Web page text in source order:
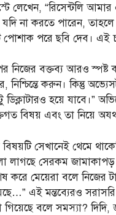
লেখেন, “রিসেন্টলি
না করতে পারেন,
পরে ছবি দেব। এই
নিজের বক্তব্য আরও স্পষ্ট
নিশ্চিন্তে করুন। কিন্তু
হয়ে যাবে।”
বিষয় এবং তা নিয়ে
সেখানেই থেমে
লাগছে সেরকম
করে মেয়েরা বলে নিজের
এই মন্তব্যেরও
গিয়েছে বলে সমস্যা?